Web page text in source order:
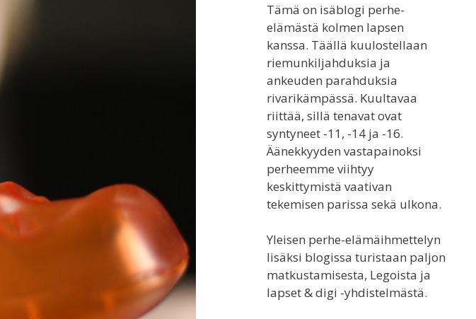
Tämä on isäblogi perhe-
elämästä kolmen lapsen
kanssa. Täällä kuulostellaan
riemunkiljahduksia ja
ankeuden parahduksia
rivarikämpässä. Kuultavaa
riittää, sillä tenavat ovat
syntyneet -11, -14 ja -16.
Äänekkyyden vastapainoksi
perheemme viihtyy
keskittymistä vaativan
tekemisen parissa sekä ulkona.
Yleisen perhe-elämäihmettelyn
lisäksi blogissa turistaan paljon
matkustamisesta, Legoista ja
lapset & digi -yhdistelmästä.